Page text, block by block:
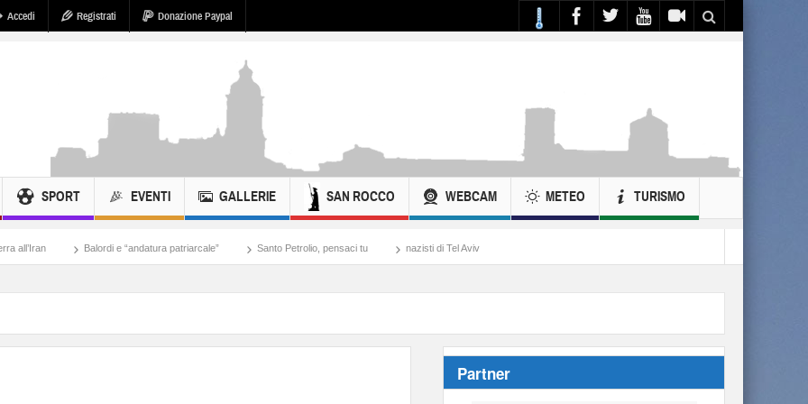
Accedi Registrati Donazione Paypal
SPORT EVENTI GALLERIE SAN ROCCO WEBCAM METEO TURISMO
Balordi e “andatura patriarcale” Santo Petrolio, pensaci tu nazisti di Tel Aviv
Partner